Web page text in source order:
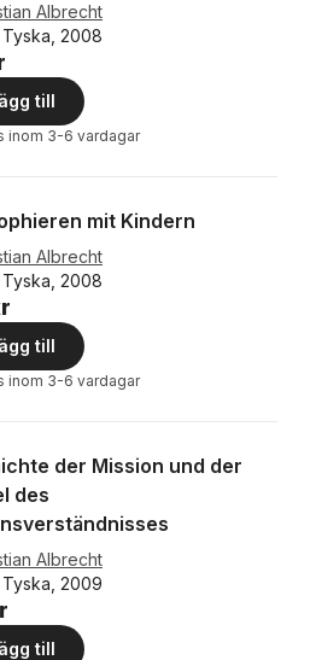
Albrecht
2008
till
inom 3-6 vardagar
mit Kindern
Albrecht
2008
till
inom 3-6 vardagar
der Mission und der
des
Albrecht
2009
till